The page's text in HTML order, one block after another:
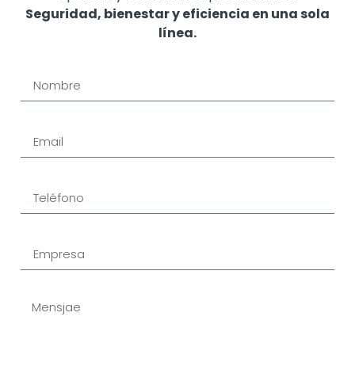
Seguridad, bienestar y eficiencia en una sola
línea.